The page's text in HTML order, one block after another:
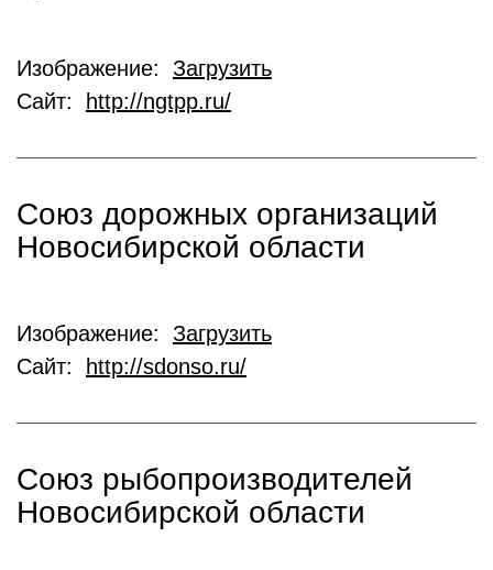
Изображение: Загрузить
Сайт:
http://ngtpp.ru/
Союз дорожных организаций
Новосибирской области
Изображение: Загрузить
Сайт:
http://sdonso.ru/
Союз рыбопроизводителей
Новосибирской области